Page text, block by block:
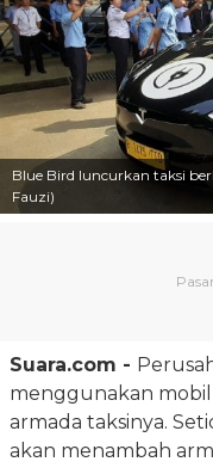
Blue Bird luncurkan taksi
Fauzi)
Suara.com -
menggunakan
armada taksinya.
akan menambah